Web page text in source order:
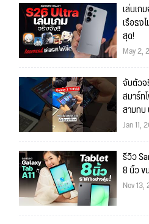
เล่นเก
เรือธง
สุด!
May 2,
จับตัวจ
สมาร์ท
สามทบ
Jan 11,
รีวิว
8 นิ้ว ข
Nov